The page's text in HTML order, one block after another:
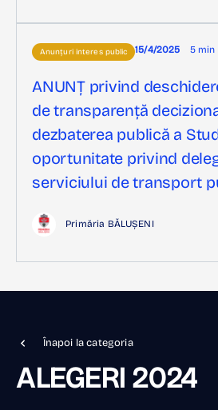
Anunțuri interes public 15/4/2025 5 min
ANUNȚ privind
de transparență
dezbaterea publică a
oportunitate privind
serviciului de transport
Primăria BĂLUȘENI
Înapoi la categoria
ALEGERI 2024